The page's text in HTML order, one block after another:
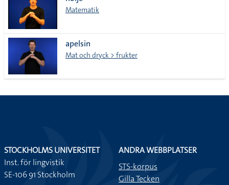
lista
Matematik
apelsin
Mat och dryck > frukter
STOCKHOLMS UNIVERSITET
Inst. för lingvistik
SE-106 91 Stockholm
ANDRA WEBBPLATSER
STS-korpus
Gilla Tecken